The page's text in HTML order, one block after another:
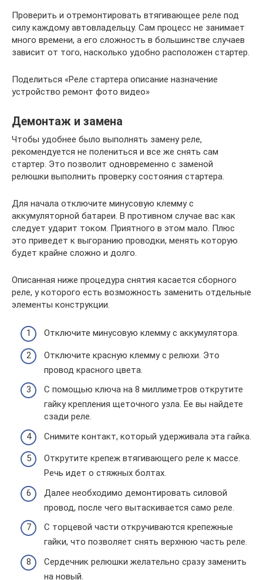
Проверить и отремонтировать втягивающее реле под
силу каждому автовладельцу. Сам процесс не занимает
много времени, а его сложность в большинстве случаев
зависит от того, насколько удобно расположен стартер.
Поделиться «Реле стартера описание назначение
устройство ремонт фото видео»
Демонтаж и замена
Чтобы удобнее было выполнять замену реле,
рекомендуется не полениться и все же снять сам
стартер. Это позволит одновременно с заменой
релюшки выполнить проверку состояния стартера.
Для начала отключите минусовую клемму с
аккумуляторной батареи. В противном случае вас как
следует ударит током. Приятного в этом мало. Плюс
это приведет к выгоранию проводки, менять которую
будет крайне сложно и долго.
Описанная ниже процедура снятия касается сборного
реле, у которого есть возможность заменить отдельные
элементы конструкции.
Отключите минусовую клемму с аккумулятора.
Отключите красную клемму с релюхи. Это
провод красного цвета.
С помощью ключа на 8 миллиметров открутите
гайку крепления щеточного узла. Ее вы найдете
сзади реле.
Снимите контакт, который удерживала эта гайка.
Открутите крепеж втягивающего реле к массе.
Речь идет о стяжных болтах.
Далее необходимо демонтировать силовой
провод, после чего вытаскивается само реле.
С торцевой части откручиваются крепежные
гайки, что позволяет снять верхнюю часть реле.
Сердечник релюшки желательно сразу заменить
на новый.